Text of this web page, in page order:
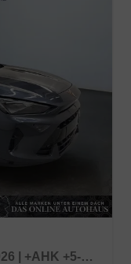
1.5 ETSI 150PS/110KW DSG7 2026 | +AHK +5-JAHRE ERW. GARANTIE +NAVI +UPGRADE-PAKET